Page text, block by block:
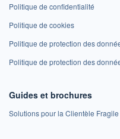
Politique de confidentialité
Politique de cookies
Politique de protection des
Politique de protection des
Guides et brochures
Solutions pour la Clientèle Fragile